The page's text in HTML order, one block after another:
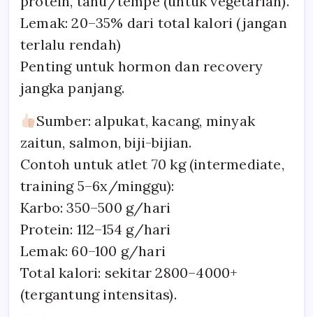
Lemak: 20–35% dari total kalori (jangan
terlalu rendah)
Penting untuk hormon dan recovery
jangka panjang.
Sumber: alpukat, kacang, minyak
zaitun, salmon, biji-bijian.
Contoh untuk atlet 70 kg (intermediate,
training 5–6x/minggu):
Karbo: 350–500 g/hari
Protein: 112–154 g/hari
Lemak: 60–100 g/hari
Total kalori: sekitar 2800–4000+
(tergantung intensitas).